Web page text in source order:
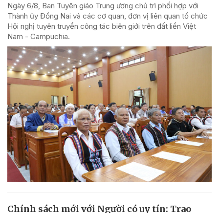
Ngày 6/8, Ban Tuyên giáo Trung ương chủ trì phối hợp với
Thành ủy Đồng Nai và các cơ quan, đơn vị liên quan tổ chức
Hội nghị tuyên truyền công tác biên giới trên đất liền Việt
Nam - Campuchia.
Chính sách mới với Người có uy tín: Trao